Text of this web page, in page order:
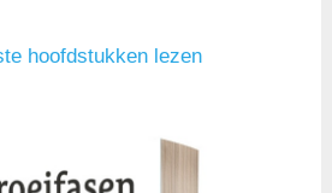
hoofdstukken lezen